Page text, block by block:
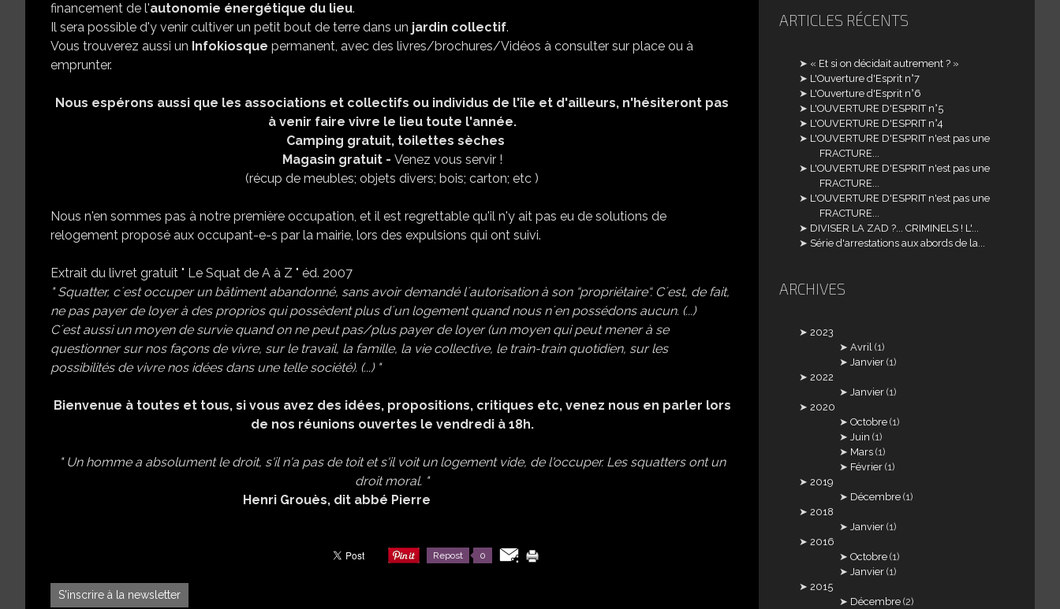
financement de l'autonomie énergétique du lieu.
Il sera possible d'y venir cultiver un petit bout de terre dans un jardin collectif.
Vous trouverez aussi un Infokiosque permanent, avec des livres/brochures/Vidéos à consulter sur place ou à
emprunter.
Nous espérons aussi que les associations et collectifs ou individus de l'île et d'ailleurs, n'hésiteront pas
à venir faire vivre le lieu toute l'année.
Camping gratuit, toilettes sèches
Magasin gratuit - Venez vous servir !
(récup de meubles; objets divers; bois; carton; etc )
Nous n'en sommes pas à notre première occupation, et il est regrettable qu'il n'y ait pas eu de solutions de
relogement proposé aux occupant-e-s par la mairie, lors des expulsions qui ont suivi.
Extrait du livret gratuit " Le Squat de A à Z " éd. 2007
" Squatter, cʼest occuper un bâtiment abandonné, sans avoir demandé lʼautorisation à son “propriétaire“. Cʼest, de fait,
ne pas payer de loyer à des proprios qui possèdent plus dʼun logement quand nous nʼen possédons aucun. (...)
Cʼest aussi un moyen de survie quand on ne peut pas/plus payer de loyer (un moyen qui peut mener à se
questionner sur nos façons de vivre, sur le travail, la famille, la vie collective, le train-train quotidien, sur les
possibilités de vivre nos idées dans une telle société). (...) "
Bienvenue à toutes et tous, si vous avez des idées, propositions, critiques etc, venez nous en parler lors
de nos réunions ouvertes le vendredi à 18h.
" Un homme a absolument le droit, s'il n'a pas de toit et s'il voit un logement vide, de l'occuper. Les squatters ont un
droit moral. "
Henri Grouès, dit abbé Pierre
Repost 0
S'inscrire à la newsletter
ARTICLES RÉCENTS
« Et si on décidait autrement ? »
L'Ouverture d'Esprit n°7
L'Ouverture d'Esprit n°6
L'OUVERTURE D'ESPRIT n°5
L'OUVERTURE D'ESPRIT n°4
L'OUVERTURE D'ESPRIT n'est pas une
FRACTURE...
L'OUVERTURE D'ESPRIT n'est pas une
FRACTURE...
L'OUVERTURE D'ESPRIT n'est pas une
FRACTURE...
DIVISER LA ZAD ?... CRIMINELS ! L'...
Série d'arrestations aux abords de la...
ARCHIVES
2023
Avril (1)
Janvier (1)
2022
Janvier (1)
2020
Octobre (1)
Juin (1)
Mars (1)
Février (1)
2019
Décembre (1)
2018
Janvier (1)
2016
Octobre (1)
Janvier (1)
2015
Décembre (2)